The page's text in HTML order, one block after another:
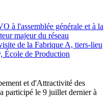
et d'Attractivité des
participé le 9 juillet dernier à